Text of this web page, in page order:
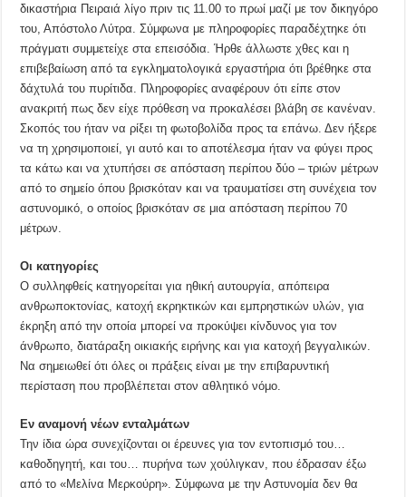
δικαστήρια Πειραιά λίγο πριν τις 11.00 το πρωί μαζί με τον δικηγόρο
του, Απόστολο Λύτρα. Σύμφωνα με πληροφορίες παραδέχτηκε ότι
πράγματι συμμετείχε στα επεισόδια. Ήρθε άλλωστε χθες και η
επιβεβαίωση από τα εγκληματολογικά εργαστήρια ότι βρέθηκε στα
δάχτυλά του πυρίτιδα. Πληροφορίες αναφέρουν ότι είπε στον
ανακριτή πως δεν είχε πρόθεση να προκαλέσει βλάβη σε κανέναν.
Σκοπός του ήταν να ρίξει τη φωτοβολίδα προς τα επάνω. Δεν ήξερε
να τη χρησιμοποιεί, γι αυτό και το αποτέλεσμα ήταν να φύγει προς
τα κάτω και να χτυπήσει σε απόσταση περίπου δύο – τριών μέτρων
από το σημείο όπου βρισκόταν και να τραυματίσει στη συνέχεια τον
αστυνομικό, ο οποίος βρισκόταν σε μια απόσταση περίπου 70
μέτρων.
Οι κατηγορίες
Ο συλληφθείς κατηγορείται για ηθική αυτουργία, απόπειρα
ανθρωποκτονίας, κατοχή εκρηκτικών και εμπρηστικών υλών, για
έκρηξη από την οποία μπορεί να προκύψει κίνδυνος για τον
άνθρωπο, διατάραξη οικιακής ειρήνης και για κατοχή βεγγαλικών.
Να σημειωθεί ότι όλες οι πράξεις είναι με την επιβαρυντική
περίσταση που προβλέπεται στον αθλητικό νόμο.
Εν αναμονή νέων ενταλμάτων
Την ίδια ώρα συνεχίζονται οι έρευνες για τον εντοπισμό του…
καθοδηγητή, και του… πυρήνα των χούλιγκαν, που έδρασαν έξω
από το «Μελίνα Μερκούρη». Σύμφωνα με την Αστυνομία δεν θα